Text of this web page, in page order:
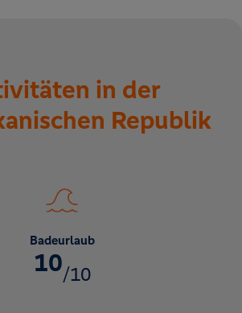
in der
Republik
Badeurlaub
10/10